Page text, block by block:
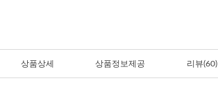
상품상세 상품정보제공 리뷰(60)